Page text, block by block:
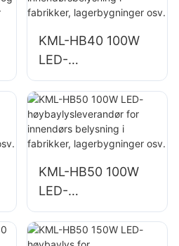
LED-flomlys
KML-HB40 100W
LED-
høybaylysleverand
ør for
innendørsbelysning
i fabrikker,
KML-HB50 100W
LED-
høybaylysleverand
ør for innendørs